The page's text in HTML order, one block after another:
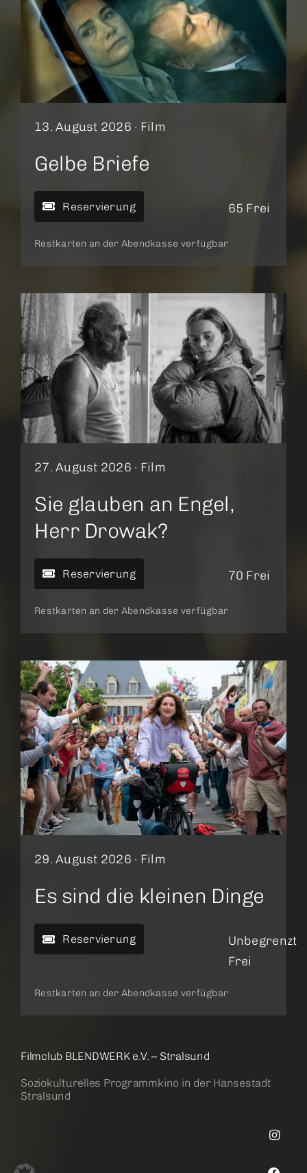
13. August 2026 · Film
Gelbe Briefe
Reservierung 65 Frei
Restkarten an der Abendkasse verfügbar
27. August 2026 · Film
Sie glauben an Engel,
Herr Drowak?
Reservierung 70 Frei
Restkarten an der Abendkasse verfügbar
29. August 2026 · Film
Es sind die kleinen Dinge
Reservierung
Unbegrenzt
Frei
Restkarten an der Abendkasse verfügbar
Filmclub BLENDWERK e.V. – Stralsund
Soziokulturelles Programmkino in der Hansestadt
Stralsund